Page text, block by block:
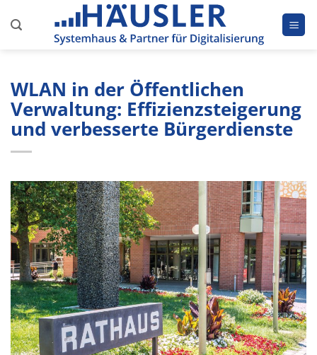
Inhalt
WLAN in der Öffentlichen
Verwaltung: Effizienzsteigerung
und verbesserte Bürgerdienste